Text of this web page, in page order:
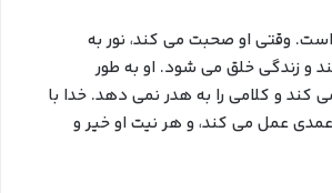
وقتی او صحبت می کند، نور به
و زندگی خلق می شود. او به طور
و کلامی را به هدر نمی دهد. خدا با
عمل می کند، و هر نیت او خیر و